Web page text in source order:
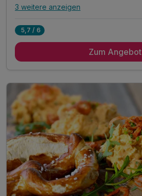
Alle Inklusivleistungen
2 x reichhaltiges Frühstück vom Buffet
inkl. 1 Flasche Mineralwasser
inkl. Kaffee/Tee im Zimmer
inkl. WLAN
3 weitere anzeigen
5,7 / 6
Zum Angebot